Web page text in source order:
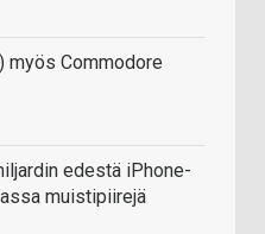
myös Commodore
edestä iPhone-
muistipiirejä